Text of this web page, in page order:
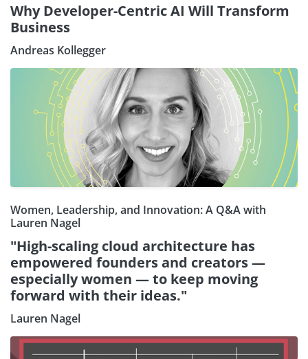
Why Developer-Centric AI Will Transform
Business
Andreas Kollegger
Women, Leadership, and Innovation: A Q&A with
Lauren Nagel
"High-scaling cloud architecture has
empowered founders and creators —
especially women — to keep moving
forward with their ideas."
Lauren Nagel